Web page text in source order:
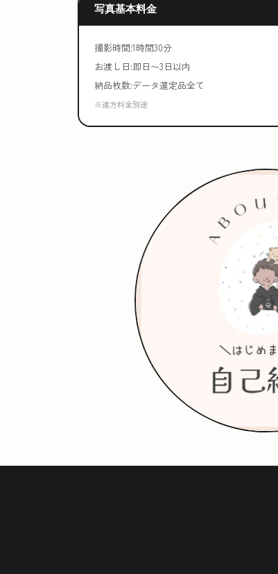
写真基本料金
撮影時間:1時間30分
お渡し日:即日〜3日以内
納品枚数:データ選定品全て
※遠方料金別途